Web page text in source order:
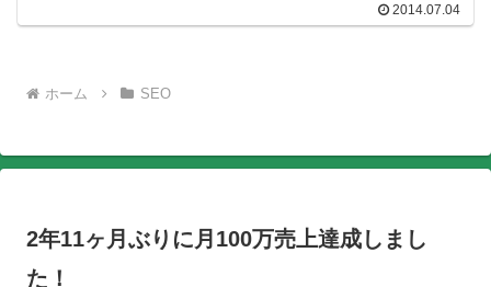
2014.07.04
ホーム SEO
2年11ヶ月ぶりに月100万売上達成しまし
た！